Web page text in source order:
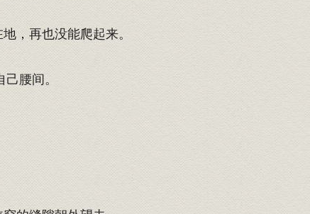
，再也没能爬起来。
腰间。